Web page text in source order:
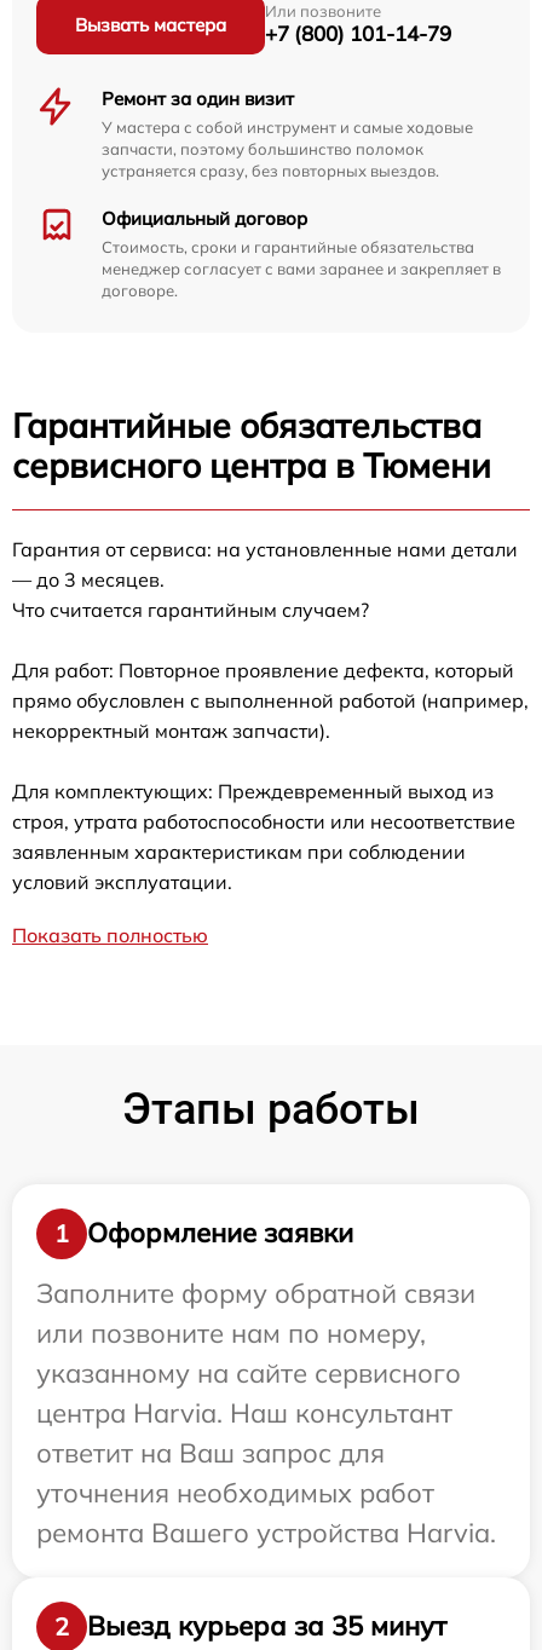
Вызвать мастера
Или позвоните
+7 (800) 101-14-79
Ремонт за один визит
У мастера с собой инструмент и самые ходовые
запчасти, поэтому большинство поломок
устраняется сразу, без повторных выездов.
Официальный договор
Стоимость, сроки и гарантийные обязательства
менеджер согласует с вами заранее и закрепляет в
договоре.
Гарантийные обязательства
сервисного центра в Тюмени
Гарантия от сервиса: на установленные нами детали
— до 3 месяцев.
Что считается гарантийным случаем?
Для работ: Повторное проявление дефекта, который
прямо обусловлен с выполненной работой (например,
некорректный монтаж запчасти).
Для комплектующих: Преждевременный выход из
строя, утрата работоспособности или несоответствие
заявленным характеристикам при соблюдении
условий эксплуатации.
Показать полностью
Этапы работы
1
Оформление заявки
Заполните форму обратной связи
или позвоните нам по номеру,
указанному на сайте сервисного
центра Harvia. Наш консультант
ответит на Ваш запрос для
уточнения необходимых работ
ремонта Вашего устройства Harvia.
2 Выезд курьера за 35 минут